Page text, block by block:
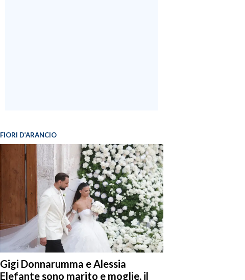
FIORI D’ARANCIO
Gigi Donnarumma e Alessia
Elefante sono marito e moglie, il